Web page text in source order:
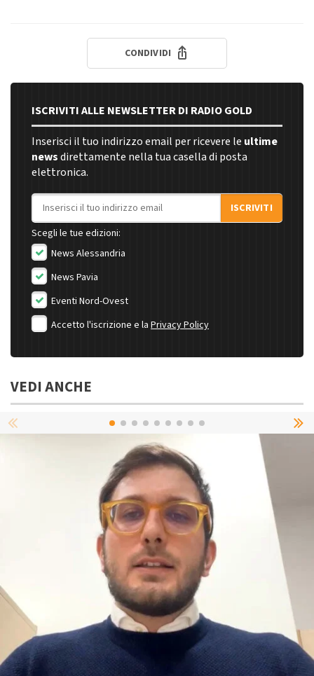
CONDIVIDI
ISCRIVITI ALLE NEWSLETTER DI RADIO GOLD
Inserisci il tuo indirizzo email per ricevere le ultime
newsdirettamente nella tua casella di posta
elettronica.
Indirizzo email
ISCRIVITI
Scegli le tue edizioni:
News Alessandria
News Pavia
Eventi Nord-Ovest
Accetto l'iscrizione e la Privacy Policy
VEDI ANCHE